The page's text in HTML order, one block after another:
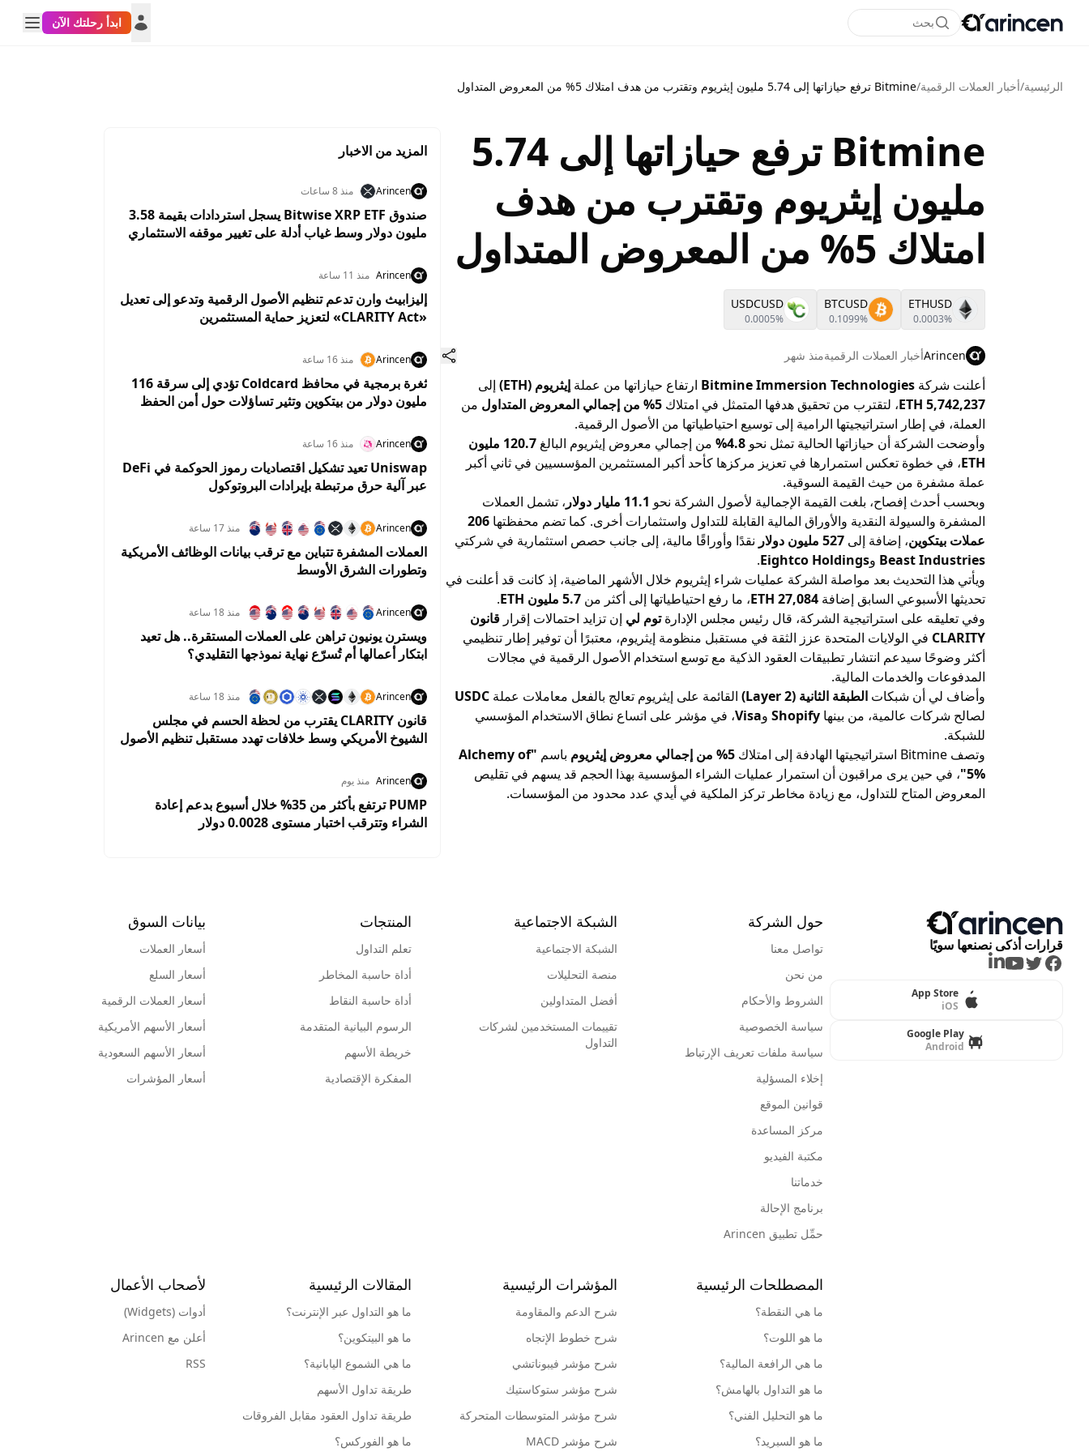
بحث ابدأ رحلتك الآن
الرئيسية/أخبار العملات الرقمية/Bitmine ترفع حيازاتها إلى 5.74 مليون إيثريوم وتقترب من هدف امتلاك 5% من المعروض المتداول
Bitmine ترفع حيازاتها إلى 5.74
مليون إيثريوم وتقترب من هدف
امتلاك 5% من المعروض المتداول
ETHUSD
0.0003%
BTCUSD
0.1099%
USDCUSD
0.0005%
Arincenأخبار العملات الرقميةمنذ شهر
أعلنت شركة Bitmine Immersion Technologies ارتفاع حيازاتها من عملة إيثريوم (ETH)
إلى
5,742,237 ETH
، لتقترب من تحقيق هدفها المتمثل في امتلاك 5% من إجمالي المعروض المتداول
من
العملة، في إطار استراتيجيتها الرامية إلى توسيع احتياطياتها من الأصول الرقمية.
وأوضحت الشركة أن حيازاتها الحالية تمثل نحو 4.8% من إجمالي معروض إيثريوم البالغ
120.7 مليون
ETH، في خطوة تعكس استمرارها في تعزيز مركزها كأحد أكبر المستثمرين المؤسسيين في ثاني أكبر
عملة مشفرة من حيث القيمة السوقية.
وبحسب أحدث إفصاح، بلغت القيمة الإجمالية لأصول الشركة نحو 11.1 مليار دولار
، تشمل العملات
المشفرة والسيولة النقدية والأوراق المالية القابلة للتداول واستثمارات أخرى. كما تضم محفظتها 206
عملات بيتكوين، إضافة إلى 527 مليون دولار
نقدًا وأوراقًا مالية، إلى جانب حصص استثمارية في شركتي
Beast Industries وEightco Holdings
.
ويأتي هذا التحديث بعد مواصلة الشركة عمليات شراء إيثريوم خلال الأشهر الماضية، إذ كانت قد أعلنت في
تحديثها الأسبوعي السابق إضافة 27,084 ETH ، ما رفع احتياطياتها إلى أكثر من 5.7 مليون ETH
.
وفي تعليقه على استراتيجية الشركة، قال رئيس مجلس الإدارةتوم لي إن تزايد احتمالات إقرار قانون
CLARITY في الولايات المتحدة عزز الثقة في مستقبل منظومة إيثريوم، معتبرًا أن توفير إطار تنظيمي
أكثر وضوحًا سيدعم انتشار تطبيقات العقود الذكية مع توسع استخدام الأصول الرقمية في مجالات
المدفوعات والخدمات المالية.
وأضاف لي أن شبكات الطبقة الثانية (Layer 2) القائمة على إيثريوم تعالج بالفعل معاملات عملة USDC
لصالح شركات عالمية، من بينها Shopify وVisa، في مؤشر على اتساع نطاق الاستخدام المؤسسي
للشبكة.
وتصف Bitmine استراتيجيتها الهادفة إلى امتلاك
5% من إجمالي معروض إيثريوم باسم "Alchemy of
5%" ، في حين يرى مراقبون أن استمرار عمليات الشراء المؤسسية بهذا الحجم قد يسهم في تقليص
المعروض المتاح للتداول، مع زيادة مخاطر تركز الملكية في أيدي عدد محدود من المؤسسات.
المزيد من الاخبار
Arincen منذ 8 ساعات
صندوق Bitwise XRP ETF يسجل استردادات بقيمة 3.58
مليون دولار وسط غياب أدلة على تغيير موقفه الاستثماري
Arincen منذ 11 ساعة
إليزابيث وارن تدعم تنظيم الأصول الرقمية وتدعو إلى تعديل
«CLARITY Act» لتعزيز حماية المستثمرين
Arincen منذ 16 ساعة
ثغرة برمجية في محافظ Coldcard تؤدي إلى سرقة 116
مليون دولار من بيتكوين وتثير تساؤلات حول أمن الحفظ
Arincen منذ 16 ساعة
Uniswap تعيد تشكيل اقتصاديات رموز الحوكمة في DeFi
عبر آلية حرق مرتبطة بإيرادات البروتوكول
Arincen منذ 17 ساعة
العملات المشفرة تتباين مع ترقب بيانات الوظائف الأمريكية
وتطورات الشرق الأوسط
Arincen منذ 18 ساعة
ويسترن يونيون تراهن على العملات المستقرة.. هل تعيد
ابتكار أعمالها أم تُسرّع نهاية نموذجها التقليدي؟
Arincen منذ 18 ساعة
قانون CLARITY يقترب من لحظة الحسم في مجلس
الشيوخ الأمريكي وسط خلافات تهدد مستقبل تنظيم الأصول
Arincen منذ يوم
PUMP ترتفع بأكثر من 35% خلال أسبوع بدعم إعادة
الشراء وتترقب اختبار مستوى 0.0028 دولار
قرارات أذكى نصنعها سويًا
Facebook
Twitter
Youtube
LinkedIn
App Store
iOS
Google Play
Android
حول الشركة
تواصل معنا
من نحن
الشروط والأحكام
سياسة الخصوصية
سياسة ملفات تعريف الإرتباط
إخلاء المسؤلية
قوانين الموقع
مركز المساعدة
مكتبة الفيديو
خدماتنا
برنامج الإحالة
حمِّل تطبيق Arincen
الشبكة الاجتماعية
الشبكة الاجتماعية
منصة التحليلات
أفضل المتداولين
تقييمات المستخدمين لشركات
التداول
المنتجات
تعلم التداول
أداة حاسبة المخاطر
أداة حاسبة النقاط
الرسوم البيانية المتقدمة
خريطة الأسهم
المفكرة الإقتصادية
بيانات السوق
أسعار العملات
أسعار السلع
أسعار العملات الرقمية
أسعار الأسهم الأمريكية
أسعار الأسهم السعودية
أسعار المؤشرات
المصطلحات الرئيسية
ما هي النقطة؟
ما هو اللوت؟
ما هي الرافعة المالية؟
ما هو التداول بالهامش؟
ما هو التحليل الفني؟
ما هو السبريد؟
المؤشرات الرئيسية
شرح الدعم والمقاومة
شرح خطوط الإتجاه
شرح مؤشر فيبوناتشي
شرح مؤشر ستوكاستيك
شرح مؤشر المتوسطات المتحركة
شرح مؤشر MACD
المقالات الرئيسية
ما هو التداول عبر الإنترنت؟
ما هو البيتكوين؟
ما هي الشموع اليابانية؟
طريقة تداول الأسهم
طريقة تداول العقود مقابل الفروقات
ما هو الفوركس؟
لأصحاب الأعمال
أدوات (Widgets)
أعلن مع Arincen
RSS